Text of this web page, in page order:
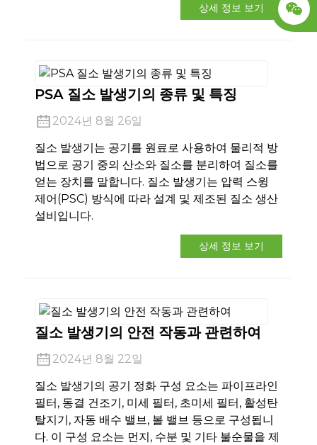
상세 정보 보기
PSA 질소 발생기의 종류 및 특징
2024년 8월 26일
질소 발생기는 공기를 원료로 사용하여 물리적 방
법으로 공기 중의 산소와 질소를 분리하여 질소를
얻는 장치를 말합니다. 질소 발생기는 압력 스윙
제어(PSC) 방식에 따라 설계 및 제조된 질소 생산
설비입니다.
상세 정보 보기
질소 발생기의 안전 작동과 관련하여
2024년 8월 22일
질소 발생기의 공기 정화 구성 요소는 파이프라인
필터, 동결 건조기, 미세 필터, 초미세 필터, 활성탄
탈지기, 자동 배수 밸브, 볼 밸브 등으로 구성됩니
다. 이 구성 요소는 먼지, 수분 및 기타 불순물을 제